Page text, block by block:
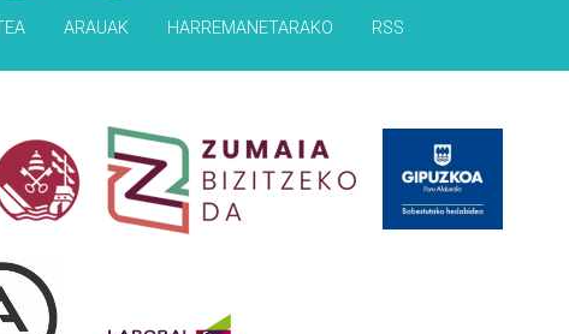
ARAUAK HARREMANETARAKO RSS